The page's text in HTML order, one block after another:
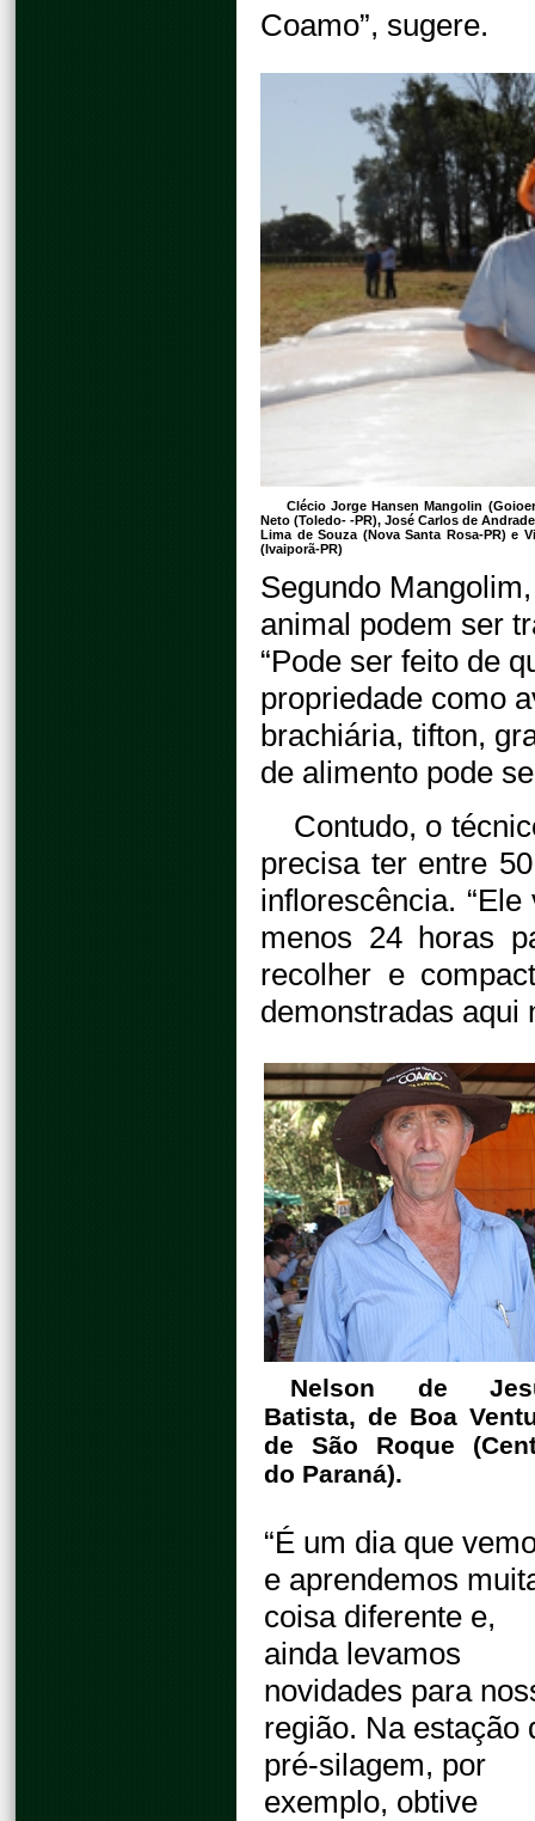
Coamo”, sugere.
Clécio Jorge Hansen Mangolin
Neto (Toledo- -PR), José Carlos de
Lima de Souza (Nova Santa Rosa-PR) e
(Ivaiporã-PR)
Segundo
animal podem ser
“Pode ser feito de
propriedade como
brachiária, tifton,
de alimento pode
Contudo, o
precisa ter entre
inflorescência.
menos 24 horas
recolher e
demonstradas aqui
Nelson de
Batista, de Boa
de São Roque
do Paraná).
“É um dia que
e aprendemos
coisa diferente e,
ainda levamos
novidades para
região. Na estação
pré-silagem, por
exemplo, obtive